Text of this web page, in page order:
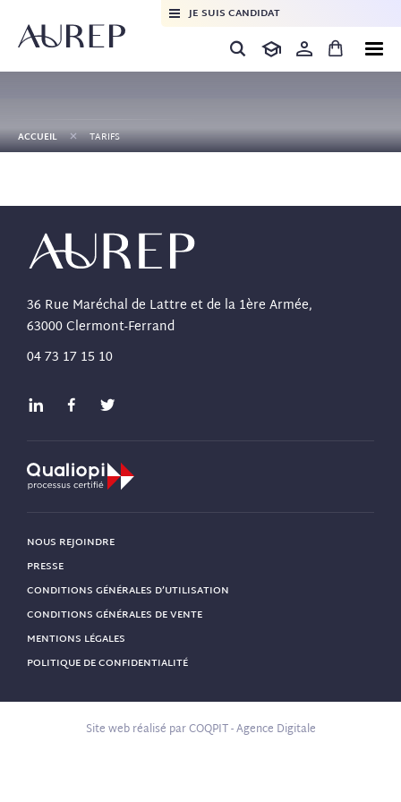
JE SUIS CANDIDAT
ACCUEIL+TARIFS
36 Rue Maréchal de Lattre et de la 1ère Armée,
63000 Clermont-Ferrand
04 73 17 15 10
NOUS REJOINDRE
PRESSE
CONDITIONS GÉNÉRALES D’UTILISATION
CONDITIONS GÉNÉRALES DE VENTE
MENTIONS LÉGALES
POLITIQUE DE CONFIDENTIALITÉ
Site web réalisé parCOQPIT - Agence Digitale